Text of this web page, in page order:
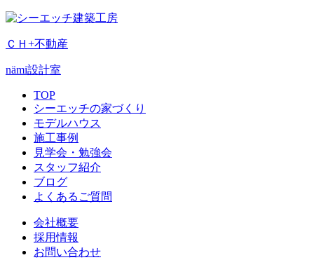
ＣＨ+不動産
nämi設計室
TOP
シーエッチの家づくり
モデルハウス
施工事例
見学会・勉強会
スタッフ紹介
ブログ
よくあるご質問
会社概要
採用情報
お問い合わせ